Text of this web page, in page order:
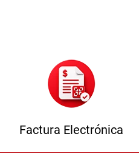
Factura Electrónica